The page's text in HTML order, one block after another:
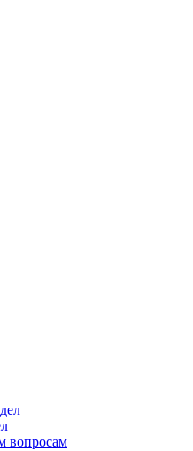
вопросам